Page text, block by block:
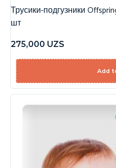
Трусики-подгузники
шт
275,000 UZS
Add